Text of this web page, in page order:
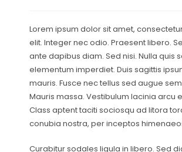
Lorem ipsum dolor sit amet,
elit. Integer nec odio. Praesent libero.
ante dapibus diam. Sed nisi. Nulla quis
elementum imperdiet. Duis sagittis
mauris. Fusce nec tellus sed augue
Mauris massa. Vestibulum lacinia arcu
Class aptent taciti sociosqu ad litora
conubia nostra, per inceptos
Curabitur sodales ligula in libero. Sed